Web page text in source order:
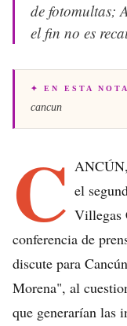
de fotomultas;
el fin no es
✦ EN ESTA
cancun
C el
Villegas
conferencia de
discute para
Morena", al
que generarían las